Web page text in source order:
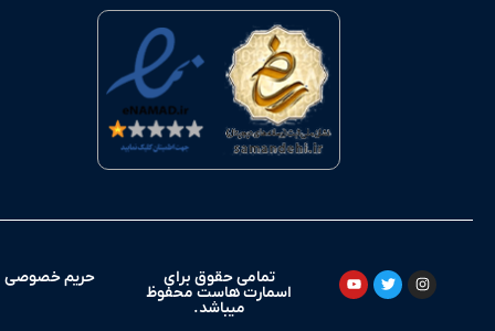
تمامی حقوق برای
اسمارت هاست محفوظ
میباشد.
حریم خصوصی